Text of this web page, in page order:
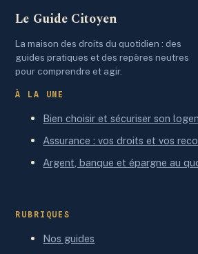
systèmes
médicaux
Le Guide Citoyen
La maison des droits du quotidien : des
guides pratiques et des repères neutres
pour comprendre et agir.
À LA UNE
Bien choisir et sécuriser son
Assurance : vos droits et vos
Argent, banque et épargne au
RUBRIQUES
Nos guides